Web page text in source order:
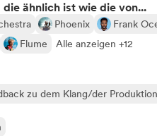
ähnlich ist wie die von...
Phoenix Frank
Flume Alle anzeigen +12
zu dem Klang/der Produktion